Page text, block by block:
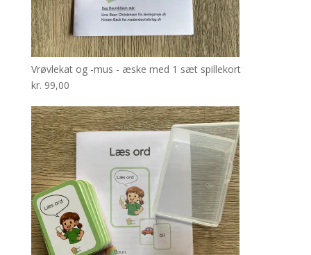
Vrøvlekat og -mus - æske med 1 sæt spillekort
kr. 99,00